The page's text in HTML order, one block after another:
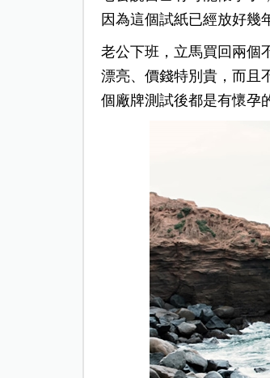
因為這個試紙已經放好幾
老公下班，立馬買回兩個
漂亮、價錢特別貴，而且
個廠牌測試後都是有懷孕